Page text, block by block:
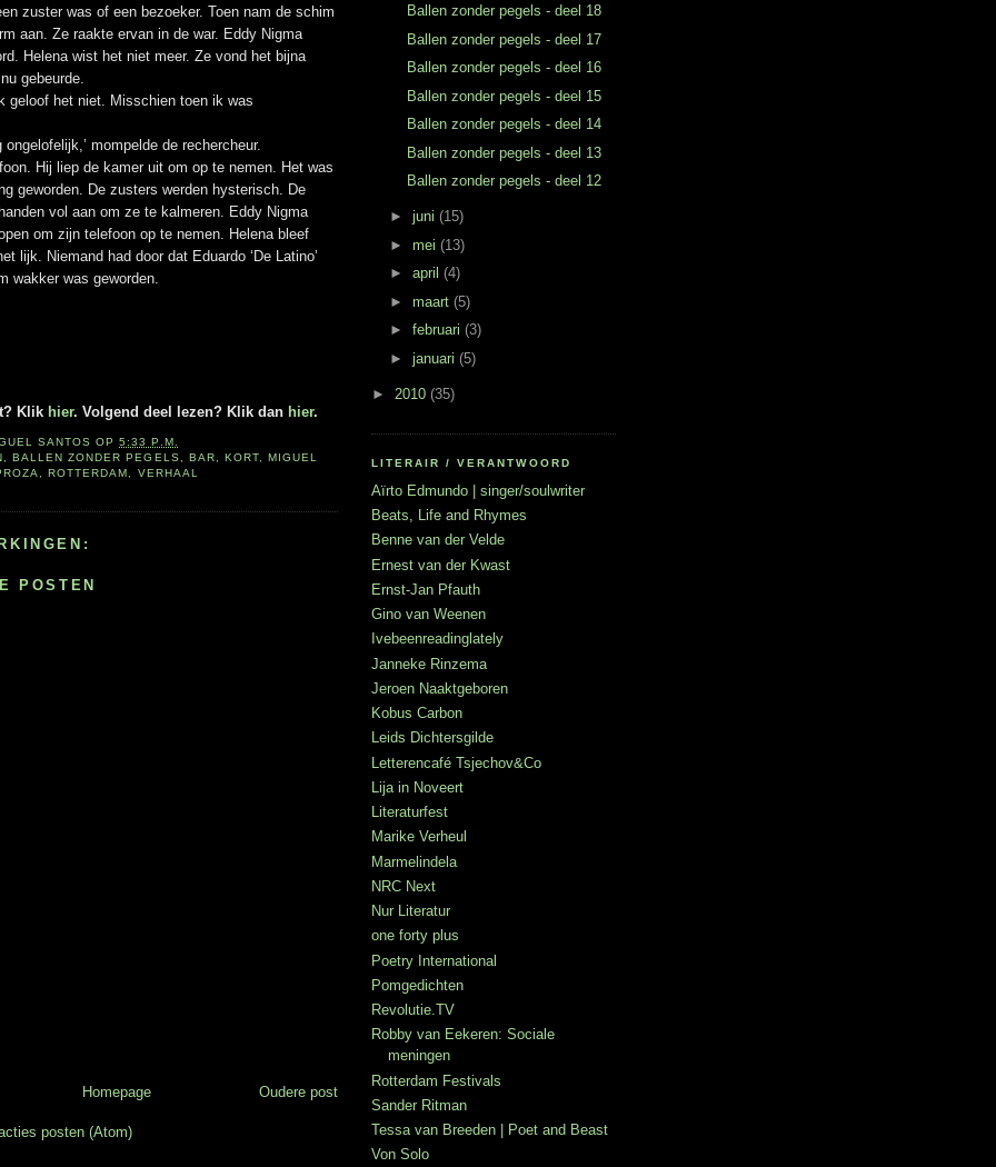
zuster was of een bezoeker. Toen nam de schim
aan. Ze raakte ervan in de war. Eddy Nigma
Helena wist het niet meer. Ze vond het bijna
gebeurde.
geloof het niet. Misschien toen ik was
mompelde de rechercheur.
Hij liep de kamer uit om op te nemen. Het was
geworden. De zusters werden hysterisch. De
vol aan om ze te kalmeren. Eddy Nigma
om zijn telefoon op te nemen. Helena bleef
lijk. Niemand had door dat Eduardo ‘De Latino’
wakker was geworden.
Klik hier. Volgend deel lezen? Klik dan hier.
SANTOS OP5:33 P.M.
,BALLEN ZONDER PEGELS BAR KORT, MIGUEL
,ROTTERDAM VERHAAL
POSTEN
Oudere post
Homepage
posten (Atom)
Ballen zonder pegels - deel 18
Ballen zonder pegels - deel 17
Ballen zonder pegels - deel 16
Ballen zonder pegels - deel 15
Ballen zonder pegels - deel 14
Ballen zonder pegels - deel 13
Ballen zonder pegels - deel 12
► juni (15)
► mei (13)
► april (4)
► maart (5)
► februari (3)
► januari (5)
► 2010 (35)
LITERAIR / VERANTWOORD
Aïrto Edmundo | singer/soulwriter
Beats, Life and Rhymes
Benne van der Velde
Ernest van der Kwast
Ernst-Jan Pfauth
Gino van Weenen
Ivebeenreadinglately
Janneke Rinzema
Jeroen Naaktgeboren
Kobus Carbon
Leids Dichtersgilde
Letterencafé Tsjechov&Co
Lija in Noveert
Literaturfest
Marike Verheul
Marmelindela
NRC Next
Nur Literatur
one forty plus
Poetry International
Pomgedichten
Revolutie.TV
Robby van Eekeren: Sociale
meningen
Rotterdam Festivals
Sander Ritman
Tessa van Breeden | Poet and Beast
Von Solo